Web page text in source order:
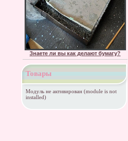
Знаете ли вы как делают бумагу?
Товары
Модуль не активирован (module is not
installed)